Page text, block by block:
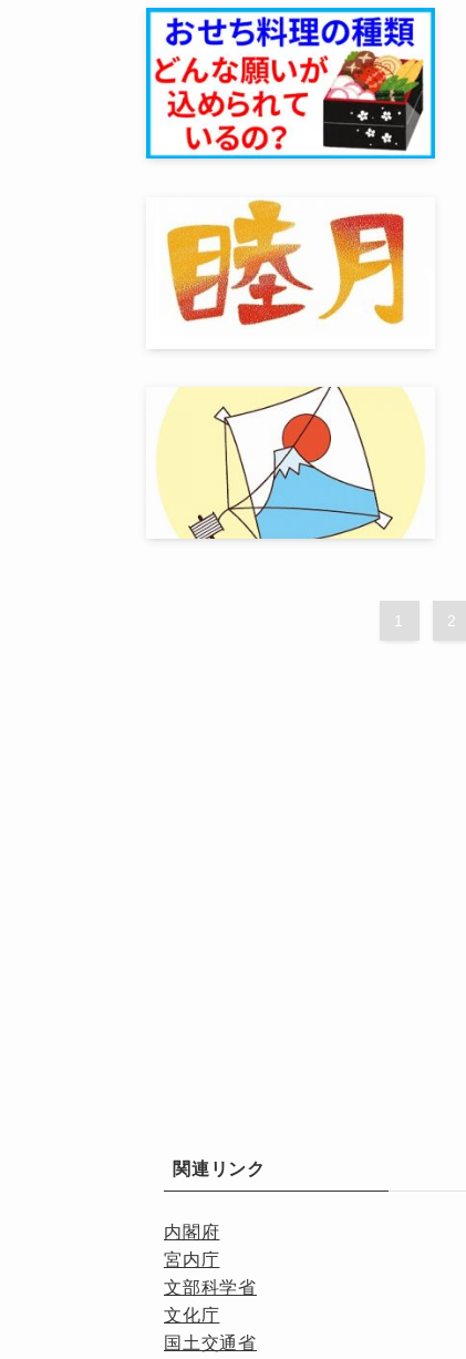
1 2
関連リンク
内閣府
宮内庁
文部科学省
文化庁
国土交通省